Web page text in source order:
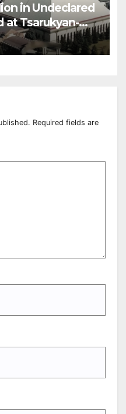
in Undeclared
at Tsarukyan-
Center
Required fields are